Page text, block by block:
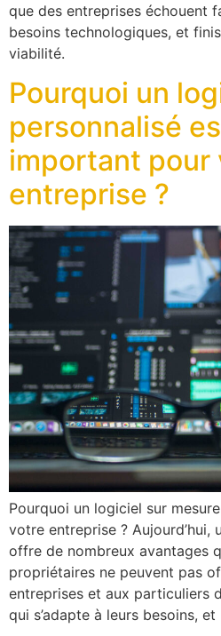
que des entreprises échouent
besoins technologiques, et
viabilité.
Pourquoi un
personnalisé
important pour
entreprise ?
Pourquoi un logiciel sur
votre entreprise ? Aujourd’hui,
offre de nombreux avantages
propriétaires ne peuvent pas
entreprises et aux particuliers
qui s’adapte à leurs besoins,